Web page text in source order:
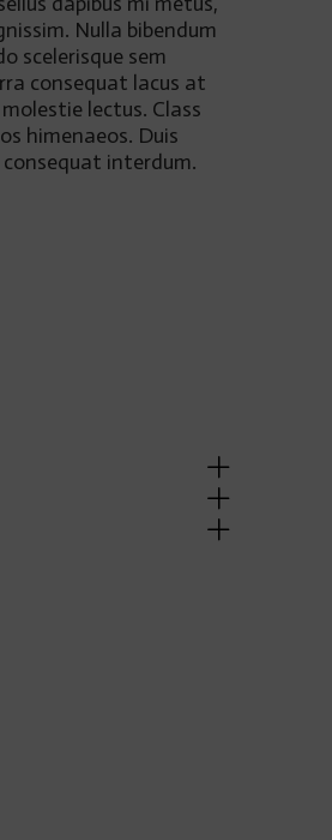
Nulla bibendum
scelerisque sem
consequat lacus at
lectus. Class
himenaeos. Duis
interdum.